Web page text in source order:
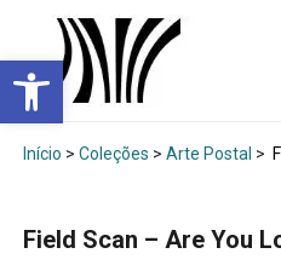
Abrir a barra de
Início > Coleções > Arte Postal >
Field Scan – Are You